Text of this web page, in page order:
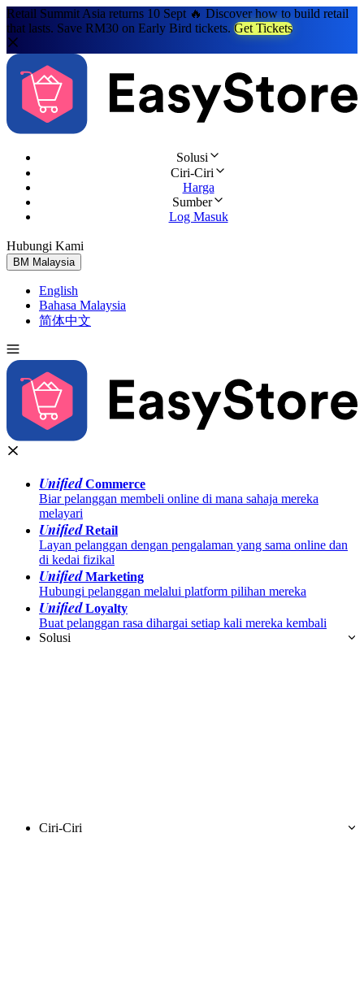
Retail Summit Asia returns 10 Sept 🔥 Discover how to build retail
that lasts. Save RM30 on Early Bird tickets. Get Tickets
Solusi
Ciri-Ciri
Harga
Sumber
Log Masuk
Hubungi Kami
BM Malaysia
English
Bahasa Malaysia
简体中文
UnifiedCommerce
Biar pelanggan membeli online di mana sahaja mereka
melayari
UnifiedRetail
Layan pelanggan dengan pengalaman yang sama online dan
di kedai fizikal
UnifiedMarketing
Hubungi pelanggan melalui platform pilihan mereka
UnifiedLoyalty
Buat pelanggan rasa dihargai setiap kali mereka kembali
Solusi
Ciri-Ciri